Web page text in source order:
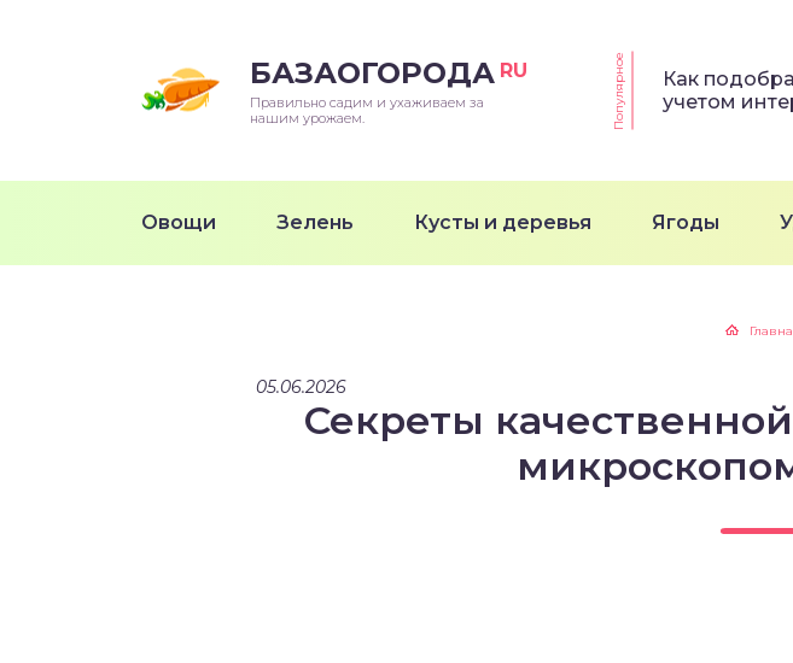
БАЗАОГОРОДА RU
Правильно садим и ухаживаем за
нашим урожаем.
Популярное
Как
учетом
Овощи Зелень Кусты и деревья Ягоды
05.06.2026
Секреты